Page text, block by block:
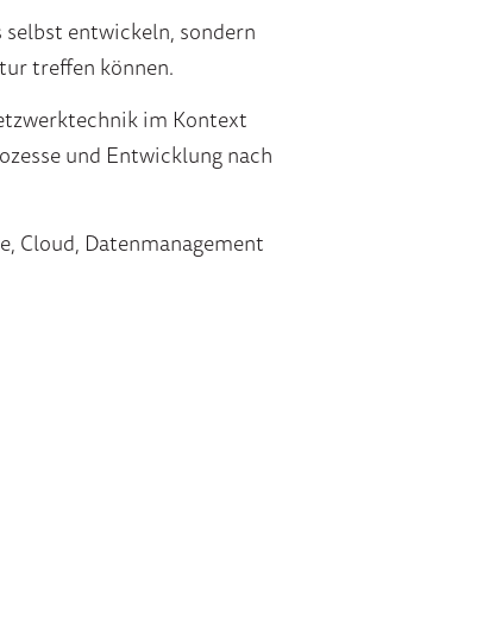
entwickeln, sondern
treffen können.
im Kontext
und Entwicklung nach
Cloud, Datenmanagement